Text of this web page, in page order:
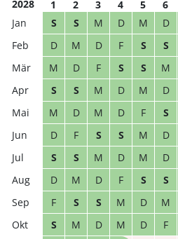
2028 1 2 3 4 5 6
S
S M D M D
D
M D F S S
M
D F S S M
S
S M D M D
M
D M D F S
D
F S S M D
S
S M D M D
D
M D F S S
F
S S M D M
S
M D M D F